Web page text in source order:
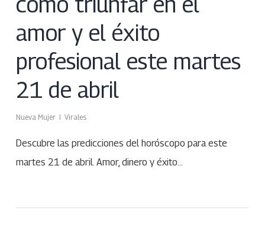
amor y el éxito
profesional este martes
21 de abril
Nueva Mujer Virales
Descubre las predicciones del horóscopo para este
martes 21 de abril. Amor, dinero y éxito…